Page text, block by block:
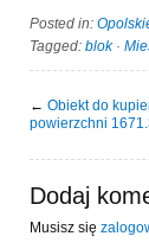
Posted in:
Tagged: blok·
← Obiekt do
powierzchni
Dodaj
Musisz się